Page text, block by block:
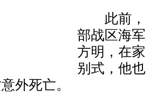
此前，7
部战区海
方明，在
别式，他
外死亡。